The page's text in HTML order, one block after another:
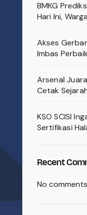
BMKG
Hari Ini,
Akses
Imbas
Arsenal
Cetak
KSO SCISI
Sertifikasi
Recent
No